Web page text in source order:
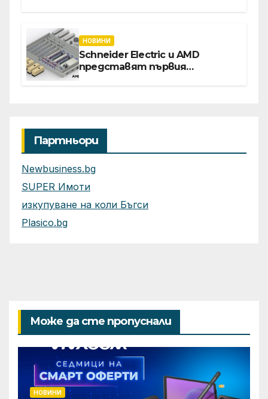
НОВИНИ
Schneider Electric и AMD
представят първия
Партньори
Newbusiness.bg
SUPER Имоти
изкупуване на коли Бъгси
Plasico.bg
Може да сте пропуснали
НОВИНИ